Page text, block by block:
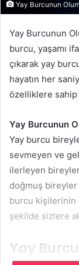
Yay Burcunun
Yay Burcunun
burcu, yaşamı
çıkarak yay
hayatın her
özelliklere sahip
Yay Burcunun
Yay burcu
sevmeyen ve
ilerleyen
doğmuş
burcu kişilerinin
şekilde sizlere
Yay